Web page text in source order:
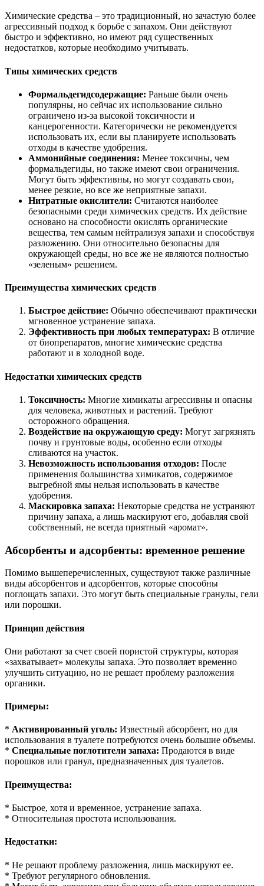
Химические средства – это традиционный, но зачастую более
агрессивный подход к борьбе с запахом. Они действуют
быстро и эффективно, но имеют ряд существенных
недостатков, которые необходимо учитывать.
Типы химических средств
Формальдегидсодержащие: Раньше были очень
популярны, но сейчас их использование сильно
ограничено из-за высокой токсичности и
канцерогенности. Категорически не рекомендуется
использовать их, если вы планируете использовать
отходы в качестве удобрения.
Аммонийные соединения: Менее токсичны, чем
формальдегиды, но также имеют свои ограничения.
Могут быть эффективны, но могут создавать свои,
менее резкие, но все же неприятные запахи.
Нитратные окислители: Считаются наиболее
безопасными среди химических средств. Их действие
основано на способности окислять органические
вещества, тем самым нейтрализуя запахи и способствуя
разложению. Они относительно безопасны для
окружающей среды, но все же не являются полностью
«зеленым» решением.
Преимущества химических средств
Быстрое действие: Обычно обеспечивают практически
мгновенное устранение запаха.
Эффективность при любых температурах: В отличие
от биопрепаратов, многие химические средства
работают и в холодной воде.
Недостатки химических средств
Токсичность: Многие химикаты агрессивны и опасны
для человека, животных и растений. Требуют
осторожного обращения.
Воздействие на окружающую среду: Могут загрязнять
почву и грунтовые воды, особенно если отходы
сливаются на участок.
Невозможность использования отходов: После
применения большинства химикатов, содержимое
выгребной ямы нельзя использовать в качестве
удобрения.
Маскировка запаха: Некоторые средства не устраняют
причину запаха, а лишь маскируют его, добавляя свой
собственный, не всегда приятный «аромат».
Абсорбенты и адсорбенты: временное решение
Помимо вышеперечисленных, существуют также различные
виды абсорбентов и адсорбентов, которые способны
поглощать запахи. Это могут быть специальные гранулы, гели
или порошки.
Принцип действия
Они работают за счет своей пористой структуры, которая
«захватывает» молекулы запаха. Это позволяет временно
улучшить ситуацию, но не решает проблему разложения
органики.
Примеры:
* Активированный уголь: Известный абсорбент, но для
использования в туалете потребуются очень большие объемы.
* Специальные поглотители запаха: Продаются в виде
порошков или гранул, предназначенных для туалетов.
Преимущества:
* Быстрое, хотя и временное, устранение запаха.
* Относительная простота использования.
Недостатки:
* Не решают проблему разложения, лишь маскируют ее.
* Требуют регулярного обновления.